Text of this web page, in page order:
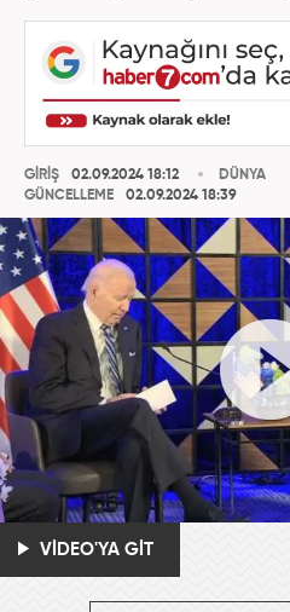
GİRİŞ
02.09.2024 18:12
GÜNCELLEME
02.09.2024 18:39
DÜNYA
VİDEO'YA GİT